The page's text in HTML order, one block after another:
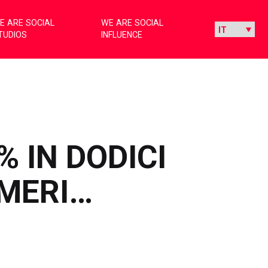
ARE SOCIAL
WE ARE SOCIAL
INFLUENCE
IN DODICI